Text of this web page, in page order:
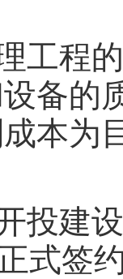
工程
备的
本为
投建
式签